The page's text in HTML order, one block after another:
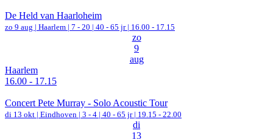
De Held van Haarloheim
zo 9 aug | Haarlem | 7 - 20 | 40 - 65 jr | 16.00 - 17.15
zo
9
aug
Haarlem
16.00 - 17.15
Concert Pete Murray - Solo Acoustic Tour
di 13 okt | Eindhoven | 3 - 4 | 40 - 65 jr | 19.15 - 22.00
di
13